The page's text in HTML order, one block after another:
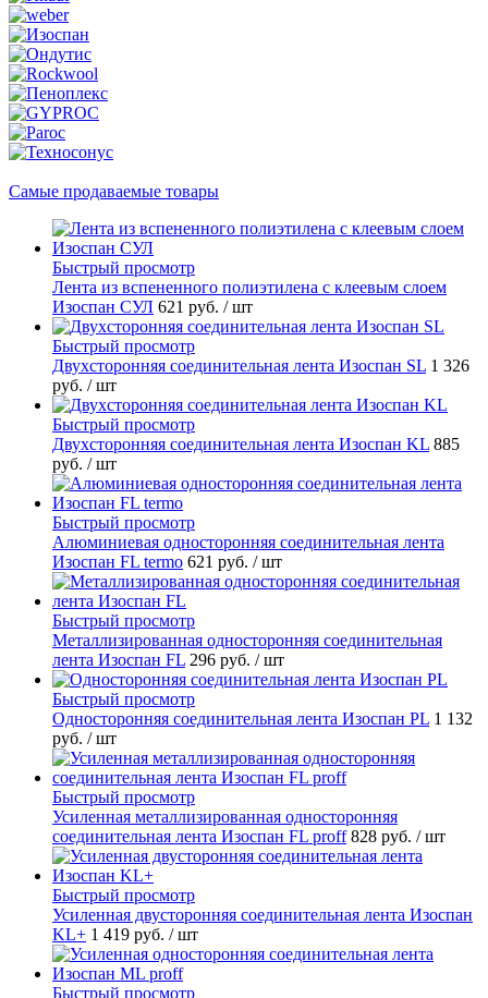
Самые продаваемые товары
Быстрый просмотр
Лента из вспененного полиэтилена с клеевым слоем
Изоспан СУЛ 621 руб. / шт
Быстрый просмотр
Двухсторонняя соединительная лента Изоспан SL 1 326
руб. / шт
Быстрый просмотр
Двухсторонняя соединительная лента Изоспан KL 885
руб. / шт
Быстрый просмотр
Алюминиевая односторонняя соединительная лента
Изоспан FL termo 621 руб. / шт
Быстрый просмотр
Металлизированная односторонняя соединительная
лента Изоспан FL 296 руб. / шт
Быстрый просмотр
Односторонняя соединительная лента Изоспан PL 1 132
руб. / шт
Быстрый просмотр
Усиленная металлизированная односторонняя
соединительная лента Изоспан FL proff 828 руб. / шт
Быстрый просмотр
Усиленная двусторонняя соединительная лента Изоспан
KL+ 1 419 руб. / шт
Быстрый просмотр